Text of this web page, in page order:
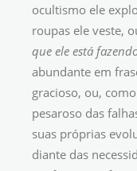
ocultismo ele
roupas ele veste,
que ele está
abundante em
gracioso, ou,
pesaroso das
suas próprias
diante das